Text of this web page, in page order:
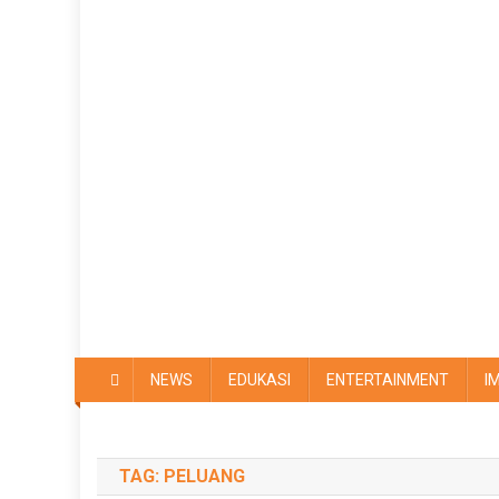
NEWS EDUKASI ENTERTAINMENT
TAG: PELUANG